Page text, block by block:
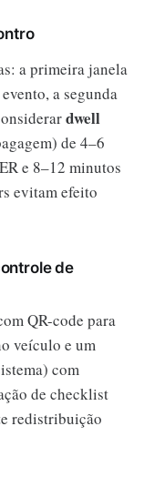
a primeira janela
a segunda
dwell
de 4–6
e 8–12 minutos
evitam efeito
de
QR-code para
veículo e um
com
de checklist
redistribuição